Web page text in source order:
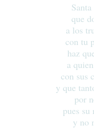
que
a los
con tu
haz
a
con sus
y que
por
pues su
y no